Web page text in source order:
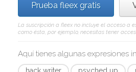
Prueba fleex gratis
La suscripción a fleex no incluye el acceso a
como ésta, por ejemplo, necesitas tener
Aquí tienes algunas expresiones